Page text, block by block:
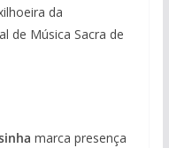
da
de Música Sacra de
marca presença